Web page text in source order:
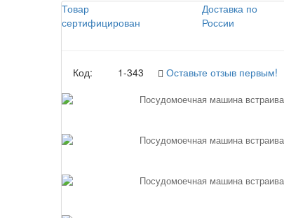
Товар
сертифицирован
Доставка по
России
Код: 1-343 Оставьте отзыв первым!